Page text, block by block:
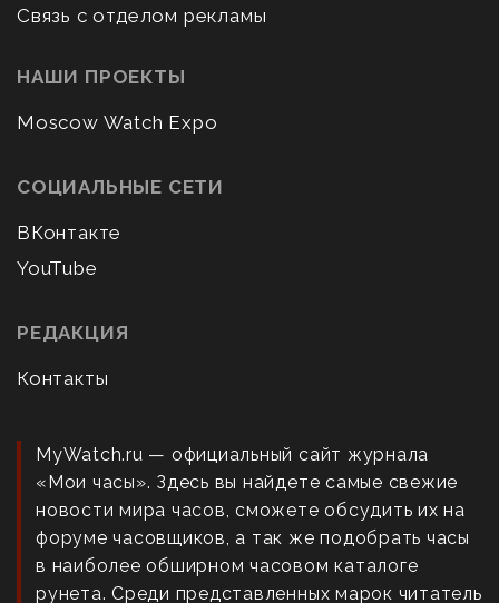
Связь с отделом рекламы
НАШИ ПРОЕКТЫ
Moscow Watch Expo
СОЦИАЛЬНЫЕ СЕТИ
ВКонтакте
YouTube
РЕДАКЦИЯ
Контакты
MyWatch.ru — официальный сайт журнала
«Мои часы». Здесь вы найдете самые свежие
новости мира часов, сможете обсудить их на
форуме часовщиков, а так же подобрать часы
в наиболее обширном часовом каталоге
рунета. Среди представленных марок читатель